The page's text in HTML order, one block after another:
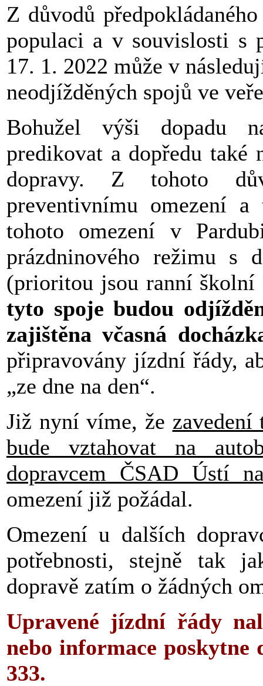
Z důvodů
populaci a v souvislosti s
17. 1. 2022 může v
neodjížděných spojů ve
Bohužel výši dopadu
predikovat a dopředu také
dopravy. Z tohoto
preventivnímu omezení
tohoto omezení v
prázdninového režimu s
(prioritou jsou ranní
tyto spoje budou
zajištěna včasná
připravovány jízdní řády,
„ze dne na den“.
Již nyní víme, že zavedení
bude vztahovat na
dopravcem ČSAD Ústí
omezení již požádal.
Omezení u dalších
potřebnosti, stejně tak
dopravě zatím o žádných
Upravené jízdní řády
nebo informace poskytne
333.